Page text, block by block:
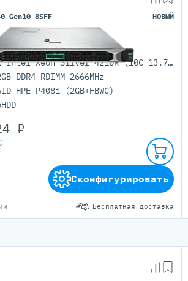
Gen10 8SFF НОВЫЙ
1x Intel Xeon Silver 4210R (10C 13.75M Cache 2.40 GHz)
DDR4 RDIMM 2666MHz
HPE P408i (2GB+FBWC)
Бесплатная доставка
₽
Сконфигурировать